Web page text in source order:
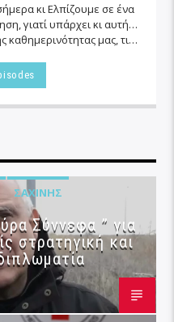
κι Ελπίζουμε σε ένα
καθημερινότητας μας, τις
ΣΑΧΊΝΗΣ
Σύννεφα ” για
στρατηγική και